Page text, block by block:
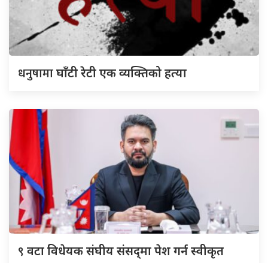
धनुषामाघाँटी रेटी एक व्यक्तिको हत्या
९ वटा विधेयक संघीय संसद्‌मा पेश गर्न स्वीकृत